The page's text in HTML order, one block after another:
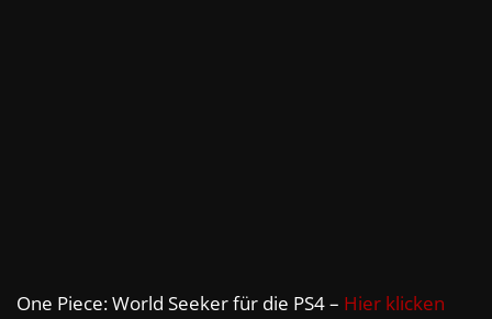
One Piece: World Seeker für die PS4 – Hier klicken